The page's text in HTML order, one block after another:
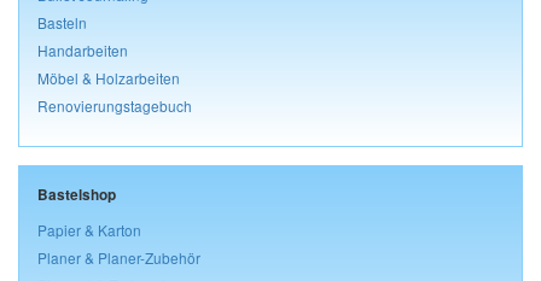
Basteln
Handarbeiten
Möbel & Holzarbeiten
Renovierungstagebuch
Bastelshop
Papier & Karton
Planer & Planer-Zubehör